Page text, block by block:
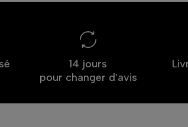
14 jours
pour changer d'avis